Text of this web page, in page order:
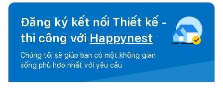
Đăng ký kết nối Thiết kế -
thi công với Happynest
Chúng tôi sẽ giúp bạn có một không gian
sống phù hợp nhất với yêu cầu